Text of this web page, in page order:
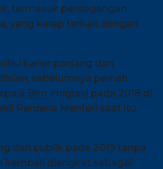
termasuk perdagangan
yang kerap terkait dengan
karier panjang dan
sebelumnya pernah
Biro Imigrasi pada 2018 di
Perdana Menteri saat itu,
dari publik pada 2019 tanpa
kembali diangkat sebagai